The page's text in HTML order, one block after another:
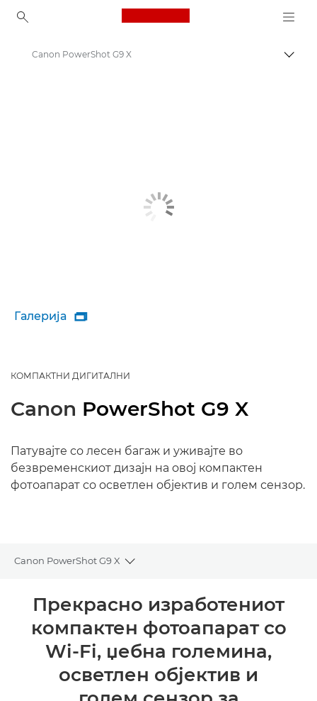
Canon Logo, back to
Canon PowerShot G9 X
Галерија 
КОМПАКТНИ ДИГИТАЛНИ
Canon PowerShot G9 X
Патувајте со лесен багаж и уживајте во
безвременскиот дизајн на овој компактен
фотоапарат со осветлен објектив и голем сензор.
Canon PowerShot G9 X
Toggle breadcrumbs
Преглед
Спецификации
Прекрасно изработениот
компактен фотоапарат со
Wi-Fi, џебна големина,
осветлен објектив и